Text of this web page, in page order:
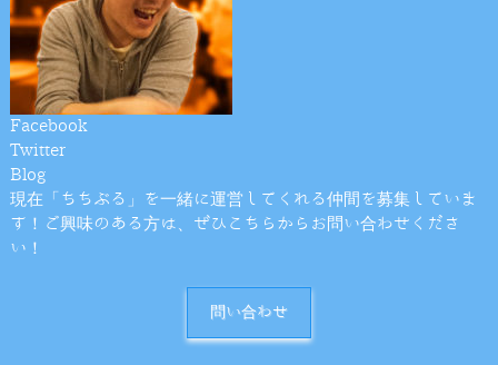
Facebook
Twitter
Blog
現在「ちちぶる」を一緒に運営してくれる仲間を募集していま
す！ご興味のある方は、ぜひこちらからお問い合わせくださ
い！
問い合わせ